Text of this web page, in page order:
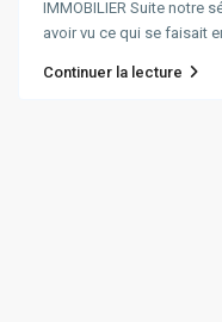
IMMOBILIER Suite notre
avoir vu ce qui se faisait
Continuer la lecture